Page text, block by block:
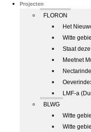
Projecten
FLORON
Het
Witte
Staat
Meetnet
LMF-a
BLWG
Witte
Witte